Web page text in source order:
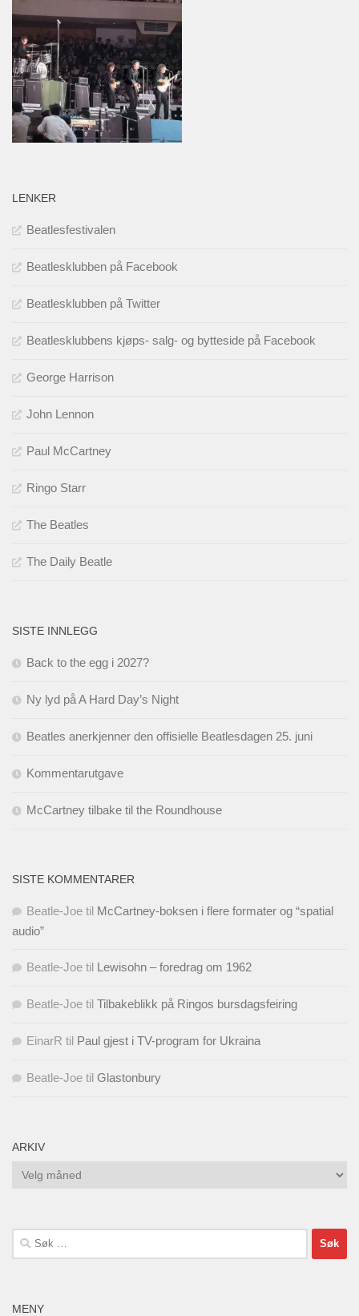
LENKER
Beatlesfestivalen
Beatlesklubben på Facebook
Beatlesklubben på Twitter
Beatlesklubbens kjøps- salg- og bytteside på Facebook
George Harrison
John Lennon
Paul McCartney
Ringo Starr
The Beatles
The Daily Beatle
SISTE INNLEGG
Back to the egg i 2027?
Ny lyd på A Hard Day’s Night
Beatles anerkjenner den offisielle Beatlesdagen 25. juni
Kommentarutgave
McCartney tilbake til the Roundhouse
SISTE KOMMENTARER
Beatle-Joe til McCartney-boksen i flere formater og “spatial
audio”
Beatle-Joe til Lewisohn – foredrag om 1962
Beatle-Joe til Tilbakeblikk på Ringos bursdagsfeiring
EinarR til Paul gjest i TV-program for Ukraina
Beatle-Joe til Glastonbury
ARKIV
Arkiv
Søk
etter:
MENY